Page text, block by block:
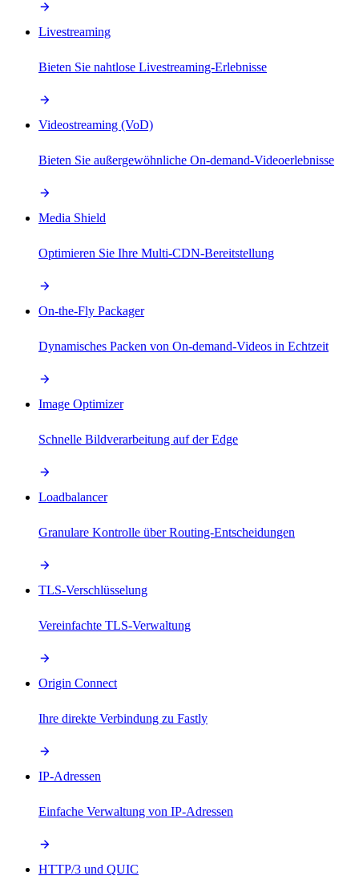
Livestreaming
Bieten Sie nahtlose Livestreaming-Erlebnisse
Videostreaming (VoD)
Bieten Sie außergewöhnliche On-demand-Videoerlebnisse
Media Shield
Optimieren Sie Ihre Multi-CDN-Bereitstellung
On-the-Fly Packager
Dynamisches Packen von On-demand-Videos in Echtzeit
Image Optimizer
Schnelle Bildverarbeitung auf der Edge
Loadbalancer
Granulare Kontrolle über Routing-Entscheidungen
TLS-Verschlüsselung
Vereinfachte TLS-Verwaltung
Origin Connect
Ihre direkte Verbindung zu Fastly
IP-Adressen
Einfache Verwaltung von IP-Adressen
HTTP/3 und QUIC